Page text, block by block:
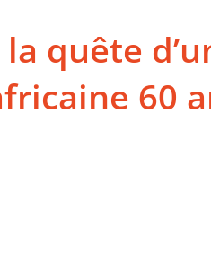
quête
60